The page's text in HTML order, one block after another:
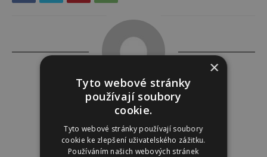
Tereza Lindauerová
http://www.zdravivharmonii.cz
×
Tyto webové stránky
používají soubory
cookie.
Tyto webové stránky používají soubory
cookie ke zlepšení uživatelského zážitku.
Používáním našich webových stránek